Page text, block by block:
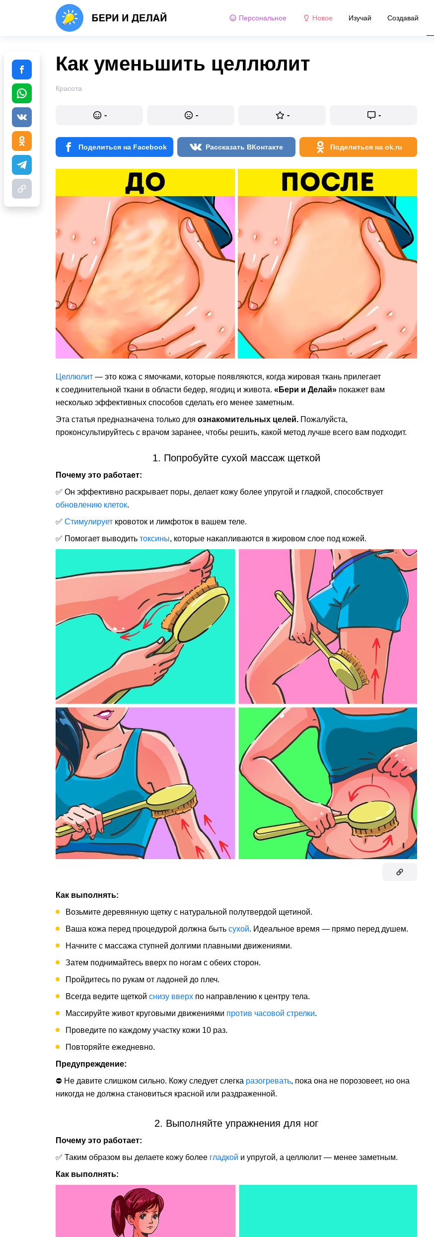
Персональное Новое Изучай Создавай
Как уменьшить целлюлит
Красота
- - - -
Поделиться на Facebook Рассказать ВКонтакте Поделиться на ok.ru
Целлюлит — это кожа с ямочками, которые появляются, когда жировая ткань прилегает
к соединительной ткани в области бедер, ягодиц и живота. «Бери и Делай» покажет вам
несколько эффективных способов сделать его менее заметным.
Эта статья предназначена только для ознакомительных целей. Пожалуйста,
проконсультируйтесь с врачом заранее, чтобы решить, какой метод лучше всего вам подходит.
1. Попробуйте сухой массаж щеткой
Почему это работает:
✅ Он эффективно раскрывает поры, делает кожу более упругой и гладкой, способствует
обновлению клеток.
✅ Стимулирует кровоток и лимфоток в вашем теле.
✅ Помогает выводить токсины, которые накапливаются в жировом слое под кожей.
Как выполнять:
Возьмите деревянную щетку с натуральной полутвердой щетиной.
Ваша кожа перед процедурой должна быть сухой. Идеальное время — прямо перед душем.
Начните с массажа ступней долгими плавными движениями.
Затем поднимайтесь вверх по ногам с обеих сторон.
Пройдитесь по рукам от ладоней до плеч.
Всегда ведите щеткой снизу вверх по направлению к центру тела.
Массируйте живот круговыми движениями против часовой стрелки.
Проведите по каждому участку кожи 10 раз.
Повторяйте ежедневно.
Предупреждение:
⛔ Не давите слишком сильно. Кожу следует слегка разогревать, пока она не порозовеет, но она
никогда не должна становиться красной или раздраженной.
2. Выполняйте упражнения для ног
Почему это работает:
✅ Таким образом вы делаете кожу более гладкой и упругой, а целлюлит — менее заметным.
Как выполнять: